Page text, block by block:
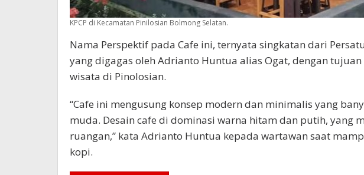
KPCP di Kecamatan Pinilosian Bolmong Selatan.
Nama Perspektif pada Cafe ini, ternyata singkatan dari
yang digagas oleh Adrianto Huntua alias Ogat, dengan
wisata di Pinolosian.
“Cafe ini mengusung konsep modern dan minimalis yang
muda. Desain cafe di dominasi warna hitam dan putih, yang
ruangan,” kata Adrianto Huntua kepada wartawan saat
kopi.